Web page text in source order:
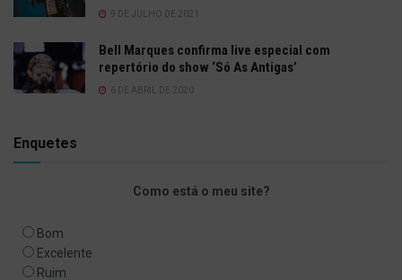
9 DE JULHO DE 2021
Bell Marques confirma live especial com
repertório do show ‘Só As Antigas’
6 DE ABRIL DE 2020
Enquetes
Como está o meu site?
Bom
Excelente
Ruim